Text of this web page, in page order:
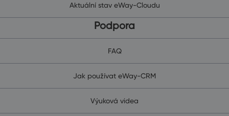
Aktuální stav eWay-Cloudu
Podpora
FAQ
Jak používat eWay-CRM
Výuková videa